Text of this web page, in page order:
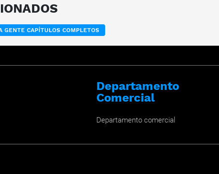
GENTE CAPÍTULOS COMPLETOS
Departamento
Comercial
Departamento comercial